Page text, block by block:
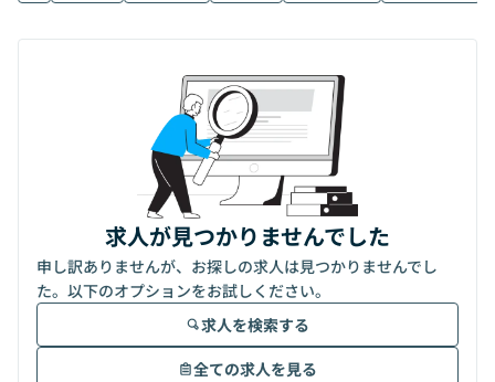
求人が見つかりませんでした
申し訳ありませんが、お探しの求人は見つかりませんでし
た。以下のオプションをお試しください。
求人を検索する
全ての求人を見る